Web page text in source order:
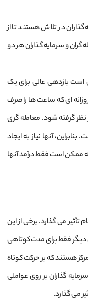
در تلاش هستند تا از
گران و سرمایه گذاران هر دو
ممکن است بازدهی عالی برای یک
ای که ساعت ها را صرف
نظر گرفته شود. معامله گری
آنها نیاز به ایجاد
ممکن است فقط درآمد آنها
می گذارد. برخی از این
دیگر فقط برای مدت کوتاهی
هستند که بر حرکت کوتاه
گذاران بر روی عواملی
می گذارد.